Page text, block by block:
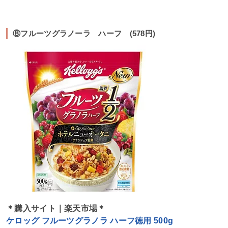
⑧フルーツグラノーラ ハーフ (578円)
＊購入サイト｜楽天市場＊
ケロッグ フルーツグラノラ ハーフ徳用 500g